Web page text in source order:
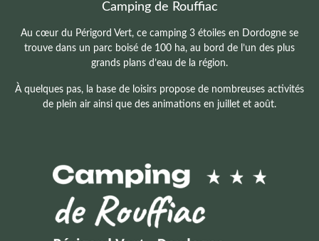
Camping de Rouffiac
Au cœur du Périgord Vert, ce camping 3 étoiles en Dordogne se
trouve dans un parc boisé de 100 ha, au bord de l’un des plus
grands plans d’eau de la région.
À quelques pas, la base de loisirs propose de nombreuses activités
de plein air ainsi que des animations en juillet et août.